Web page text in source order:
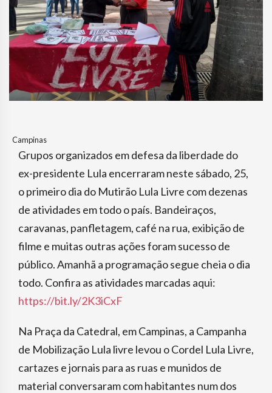
Campinas
Grupos organizados em defesa da liberdade do
ex-presidente Lula encerraram neste sábado, 25,
o primeiro dia do Mutirão Lula Livre com dezenas
de atividades em todo o país. Bandeiraços,
caravanas, panfletagem, café na rua, exibição de
filme e muitas outras ações foram sucesso de
público. Amanhã a programação segue cheia o dia
todo. Confira as atividades marcadas aqui:
https://bit.ly/2K3iCxF
Na Praça da Catedral, em Campinas, a Campanha
de Mobilização Lula livre levou o Cordel Lula Livre,
cartazes e jornais para as ruas e munidos de
material conversaram com habitantes num dos